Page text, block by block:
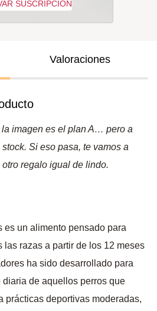
Valoraciones
la imagen es el plan A… pero a
Si eso pasa, te vamos a
regalo igual de lindo.
es un alimento pensado para
las razas a partir de los 12 meses
ha sido desarrollado para
de aquellos perros que
prácticas deportivas moderadas,